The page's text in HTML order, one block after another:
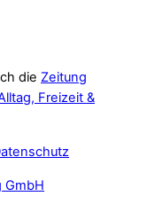
die Zeitung
Freizeit &
GmbH